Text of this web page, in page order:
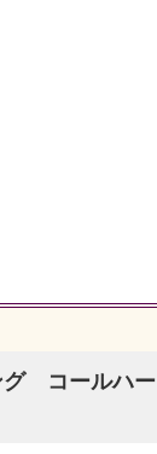
グ コールハー